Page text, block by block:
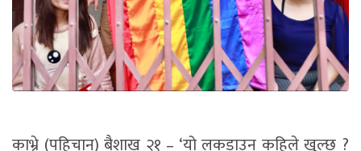
काभ्रे (पहिचान) बैशाख २१ – ‘यो लकडाउन कहिले खुल्छ ?